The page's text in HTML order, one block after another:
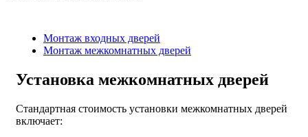
Монтаж входных дверей
Монтаж межкомнатных дверей
Установка межкомнатных дверей
Стандартная стоимость установки межкомнатных дверей
включает: